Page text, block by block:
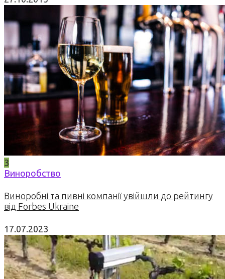
3
Виноробство
Виноробні та пивні компанії увійшли до рейтингу
від Forbes Ukraine
17.07.2023